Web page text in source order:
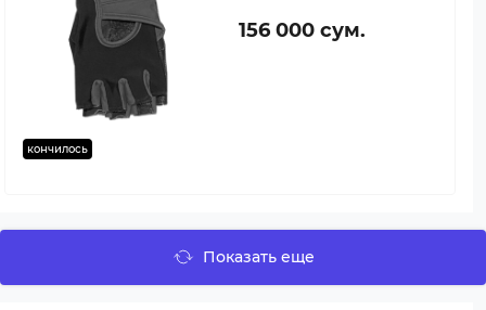
кончилось
156 000 сум.
Показать еще